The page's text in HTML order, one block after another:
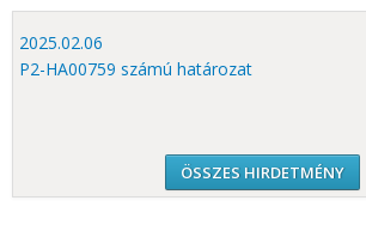
2025.02.06
P2-HA00759 számú határozat
ÖSSZES HIRDETMÉNY